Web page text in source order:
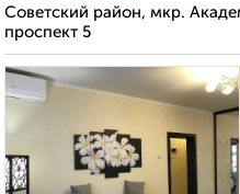
Советский район, мкр.
проспект 5